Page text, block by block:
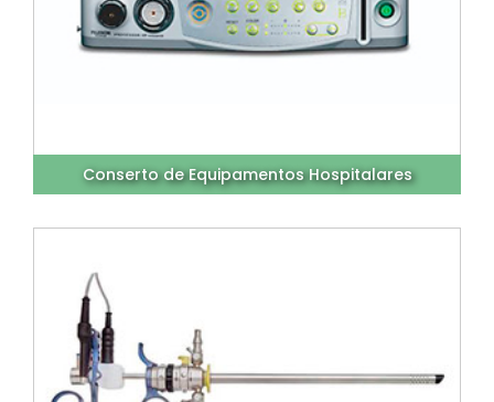
Conserto de Equipamentos Hospitalares